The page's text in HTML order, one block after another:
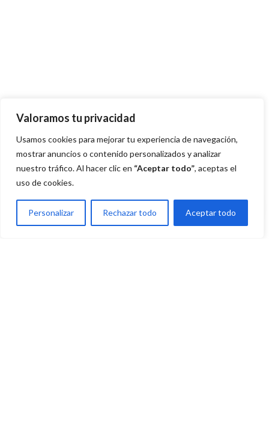
Valoramos tu privacidad
Usamos cookies para mejorar tu experiencia de navegación,
mostrar anuncios o contenido personalizados y analizar
nuestro tráfico. Al hacer clic en “Aceptar todo”, aceptas el
uso de cookies.
Personalizar Rechazar todo Aceptar todo